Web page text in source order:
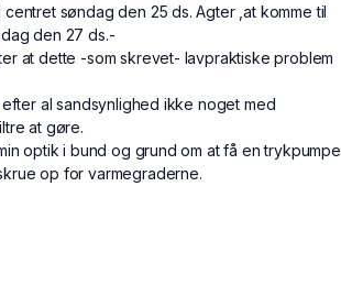
søndag den 25 ds. Agter ,at komme til
den 27 ds.-
at dette -som skrevet- lavpraktiske problem
al sandsynlighed ikke noget med
at gøre.
optik i bund og grund om at få en trykpumpe
op for varmegraderne.